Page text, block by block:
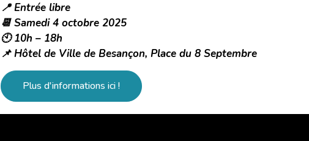
📍 Entrée libre
📆 Samedi 4 octobre 2025
🕙 10h – 18h
📌 Hôtel de Ville de Besançon, Place du 8 Septembre
Plus d'informations ici !